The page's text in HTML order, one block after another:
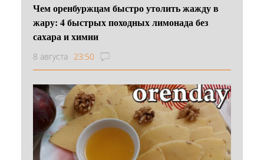
Чем оренбуржцам быстро утолить жажду в
жару: 4 быстрых походных лимонада без
сахара и химии
8 августа 23:50